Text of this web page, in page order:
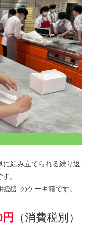
に組み立てられる繰り返
。
設計のケーキ箱です。
（消費税別）